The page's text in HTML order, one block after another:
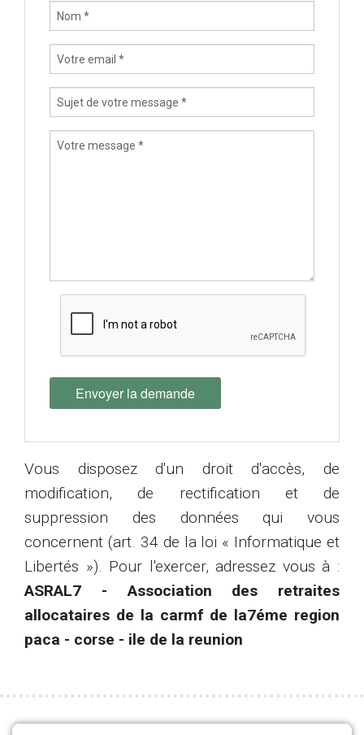
Vous disposez d'un droit d'accès, de
modification, de rectification et de
suppression des données qui vous
concernent (art. 34 de la loi « Informatique et
Libertés »). Pour l'exercer, adressez vous à :
ASRAL7 - Association des retraites
allocataires de la carmf de la7éme region
paca - corse - ile de la reunion